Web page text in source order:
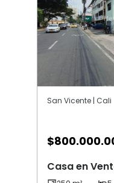
San Vicente | Cali
$
Casa en